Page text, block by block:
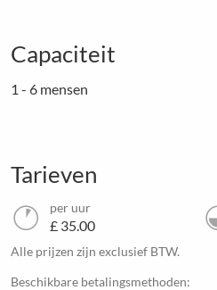
Capaciteit
1 - 6 mensen
Tarieven
per uur
£ 35.00
Alle prijzen zijn exclusief BTW.
Beschikbare betalingsmethoden: